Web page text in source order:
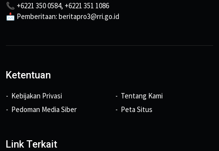
📞 +6221 350 0584, +6221 351 1086
📩 Pemberitaan: beritapro3@rri.go.id
Ketentuan
Kebijakan Privasi
Pedoman Media Siber
Tentang Kami
Peta Situs
Link Terkait